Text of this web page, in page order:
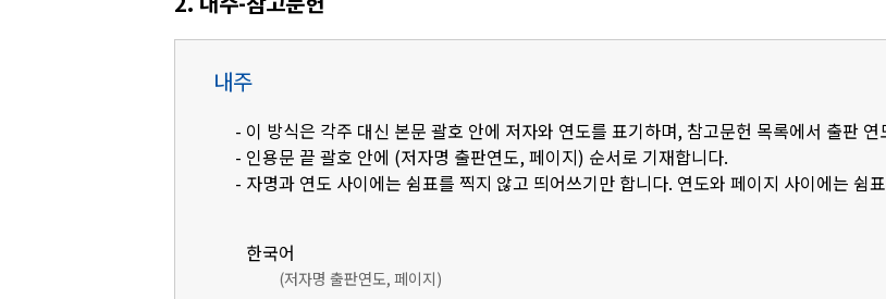
내주
- 이 방식은 각주 대신 본문 괄호 안에 저자와 연도를 표기하며, 참고문헌 목록에서 출판
- 인용문 끝 괄호 안에 (저자명 출판연도, 페이지) 순서로 기재합니다.
- 자명과 연도 사이에는 쉼표를 찍지 않고 띄어쓰기만 합니다. 연도와 페이지 사이에는 쉼
한국어
(저자명 출판연도, 페이지)